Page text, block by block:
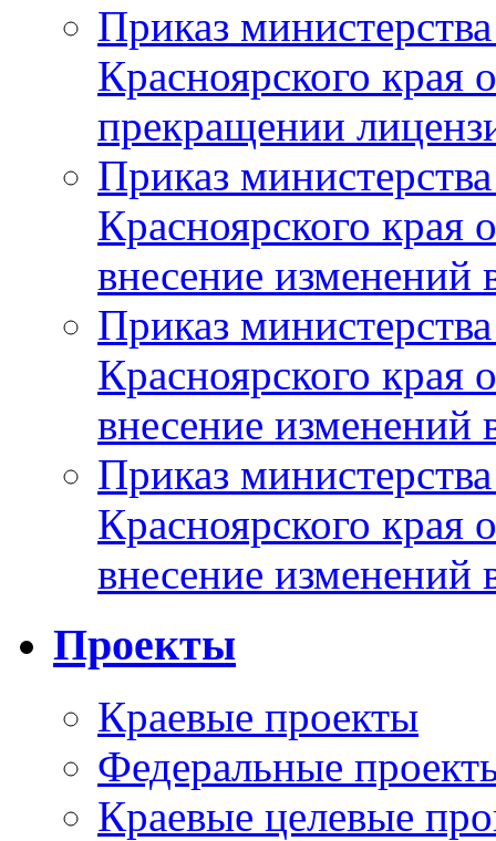
Приказ
Красноярского
прекращении
Приказ
Красноярского
внесение изменений
Приказ
Красноярского
внесение изменений
Приказ
Красноярского
внесение изменений
Проекты
Краевые проекты
Федеральные
Краевые целевые